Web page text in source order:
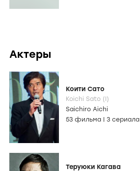
Актеры
Коити Сато
Koichi Sato (I)
Saichiro Aichi
53 фильма
3 сериала
Теруюки Кагава